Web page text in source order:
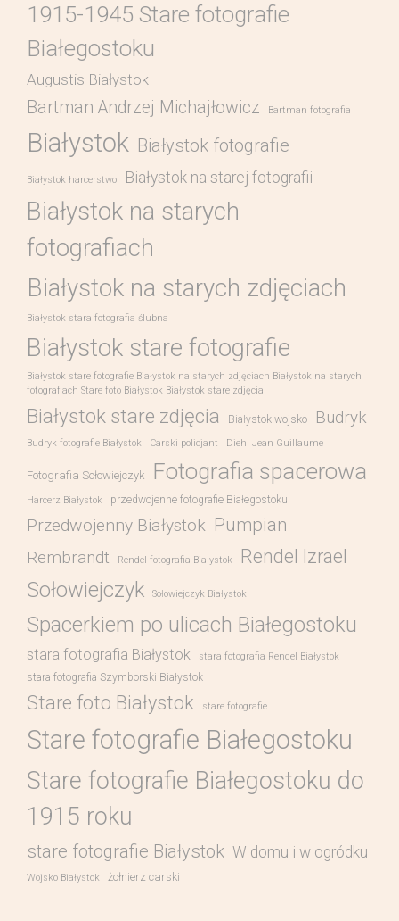
1915-1945 Stare fotografie
Białegostoku
Augustis Białystok
Bartman Andrzej Michajłowicz Bartman fotografia
Białystok Białystok fotografie
Białystok harcerstwo Białystok na starej fotografii
Białystok na starych
fotografiach
Białystok na starych zdjęciach
Białystok stara fotografia ślubna
Białystok stare fotografie
Białystok stare fotografie Białystok na starych zdjęciach Białystok na starych
fotografiach Stare foto Białystok Białystok stare zdjęcia
Białystok stare zdjęcia Białystok wojsko Budryk
Budryk fotografie Białystok Carski policjant Diehl Jean Guillaume
Fotografia Sołowiejczyk Fotografia spacerowa
Harcerz Białystok przedwojenne fotografie Białegostoku
Przedwojenny Białystok Pumpian
Rembrandt Rendel fotografia Bialystok Rendel Izrael
Sołowiejczyk Sołowiejczyk Białystok
Spacerkiem po ulicach Białegostoku
stara fotografia Białystok stara fotografia Rendel Białystok
stara fotografia Szymborski Białystok
Stare foto Białystok stare fotografie
Stare fotografie Białegostoku
Stare fotografie Białegostoku do
1915 roku
stare fotografie Białystok W domu i w ogródku
Wojsko Białystok żołnierz carski